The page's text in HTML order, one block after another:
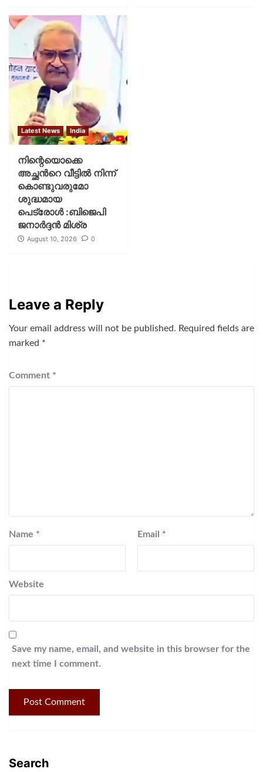
Latest News India
നിന്റെയൊക്കെ
അച്ഛൻറെ വീട്ടിൽ നിന്ന്
കൊണ്ടുവരുമോ
ശുദ്ധമായ
പെട്രോൾ :ബിജെപി
ജനാർദ്ദൻ മിശ്ര
August 10, 2026 0
Leave a Reply
Your email address will not be published. Required fields are
marked *
Comment *
Name * Email *
Website
Save my name, email, and website in this browser for the
next time I comment.
Search